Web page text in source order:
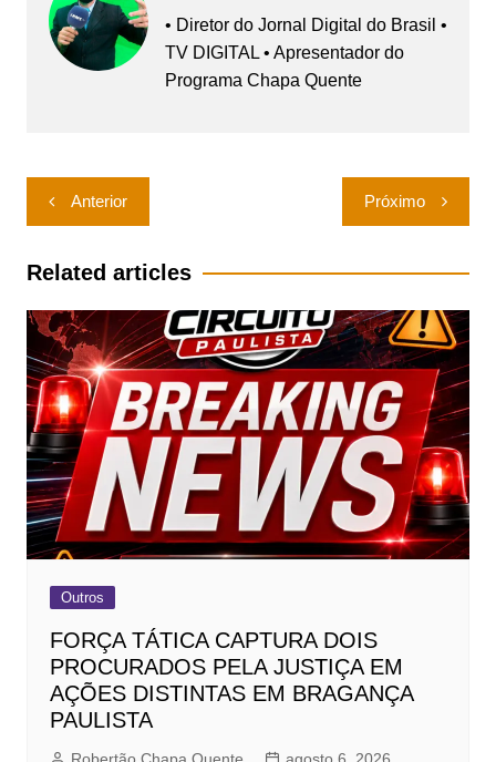
• Diretor do Jornal Digital do Brasil •
TV DIGITAL • Apresentador do
Programa Chapa Quente
Navegação
de
Post
Anterior Próximo
Related articles
Outros
FORÇA TÁTICA CAPTURA DOIS
PROCURADOS PELA JUSTIÇA EM
AÇÕES DISTINTAS EM BRAGANÇA
PAULISTA